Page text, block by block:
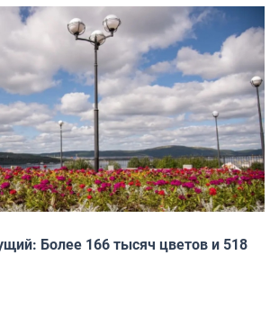
Более 166 тысяч цветов и 518